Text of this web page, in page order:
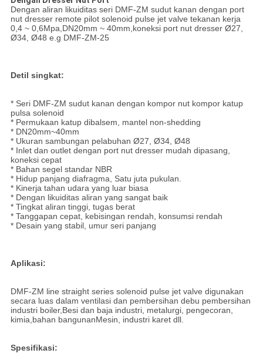
Dengan aliran likuiditas seri DMF-ZM sudut kanan dengan port
nut dresser remote pilot solenoid pulse jet valve tekanan kerja
0,4 ~ 0,6Mpa,DN20mm ~ 40mm,koneksi port nut dresser Ø27,
Ø34, Ø48 e.g DMF-ZM-25
Detil singkat:
* Seri DMF-ZM sudut kanan dengan kompor nut kompor katup
pulsa solenoid
* Permukaan katup dibalsem, mantel non-shedding
* DN20mm~40mm
* Ukuran sambungan pelabuhan Ø27, Ø34, Ø48
* Inlet dan outlet dengan port nut dresser mudah dipasang,
koneksi cepat
* Bahan segel standar NBR
* Hidup panjang diafragma, Satu juta pukulan.
* Kinerja tahan udara yang luar biasa
* Dengan likuiditas aliran yang sangat baik
* Tingkat aliran tinggi, tugas berat
* Tanggapan cepat, kebisingan rendah, konsumsi rendah
* Desain yang stabil, umur seri panjang
Aplikasi:
DMF-ZM line straight series solenoid pulse jet valve digunakan
secara luas dalam ventilasi dan pembersihan debu pembersihan
industri boiler,Besi dan baja industri, metalurgi, pengecoran,
kimia,bahan bangunanMesin, industri karet dll.
Spesifikasi: